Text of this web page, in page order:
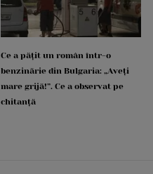
Ce a pățit un român într-o
benzinărie din Bulgaria: „Aveți
mare grijă!”. Ce a observat pe
chitanță